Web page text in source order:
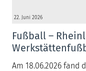
22. Juni 2026
Fußball –
Am 18.06.2026 fand